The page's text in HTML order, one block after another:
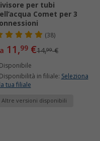
per tubi
Comet per 3
(38)
11,99 €14,99€
in filiale: Seleziona
la tua filiale
Altre versioni disponibili